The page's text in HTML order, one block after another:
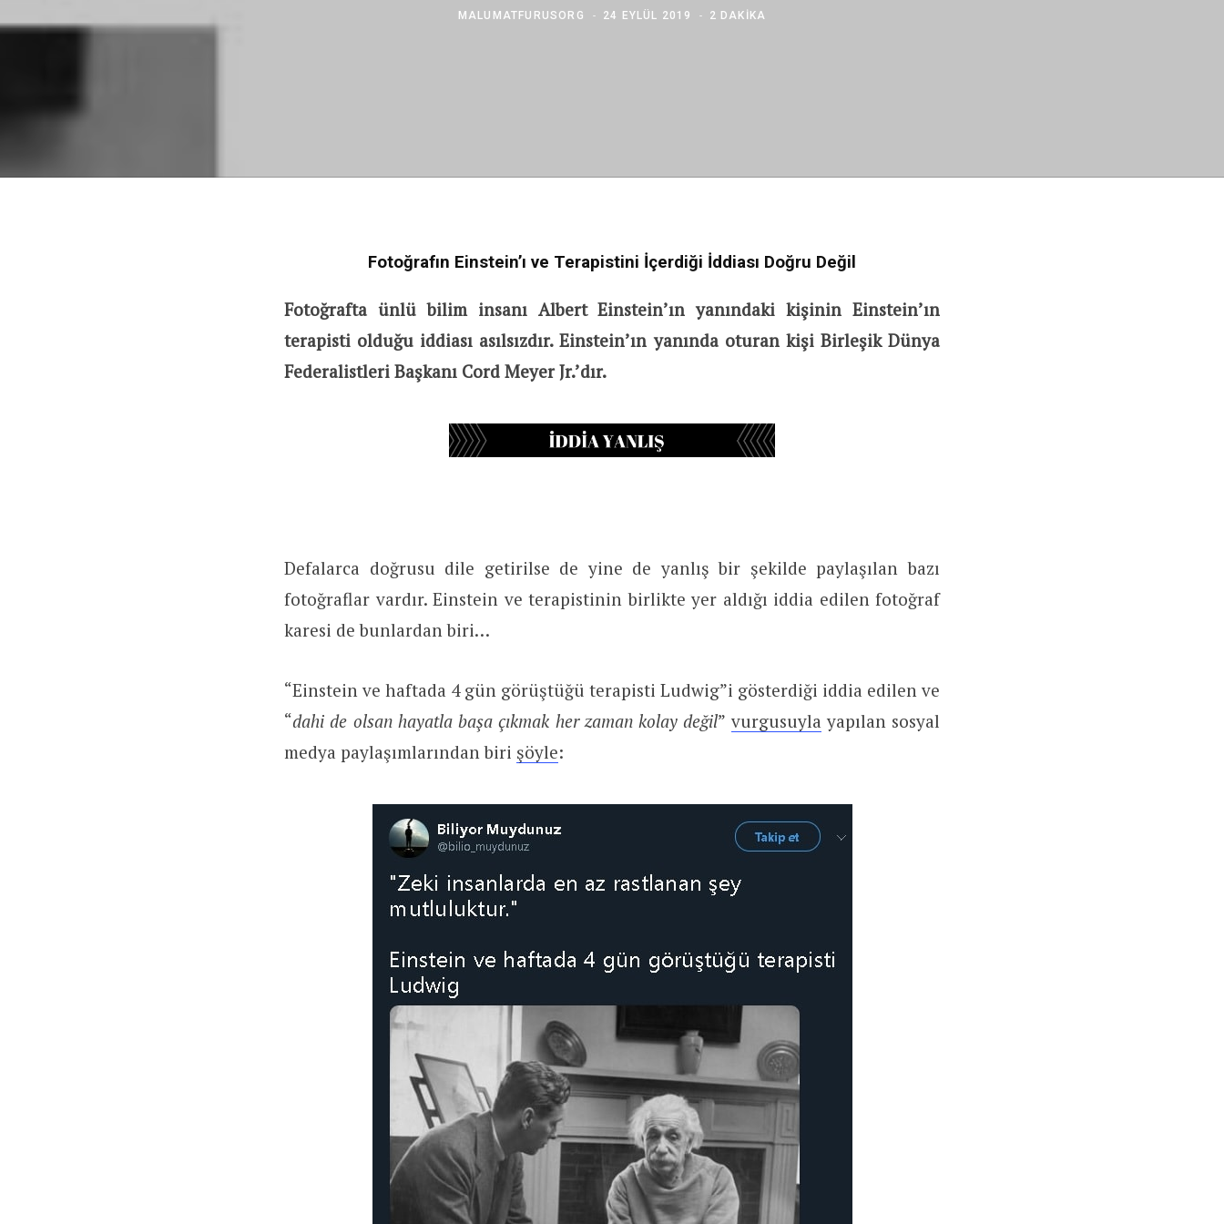
MALUMATFURUSORG 24 EYLÜL 2019 2 DAKIKA
Fotoğrafın Einstein’ı ve Terapistini İçerdiği İddiası Doğru Değil
Fotoğrafta ünlü bilim insanı Albert Einstein’ın yanındaki kişinin Einstein’ın
terapisti olduğu iddiası asılsızdır. Einstein’ın yanında oturan kişi Birleşik Dünya
Federalistleri Başkanı Cord Meyer Jr.’dır.
Defalarca doğrusu dile getirilse de yine de yanlış bir şekilde paylaşılan bazı
fotoğraflar vardır. Einstein ve terapistinin birlikte yer aldığı iddia edilen fotoğraf
karesi de bunlardan biri…
“Einstein ve haftada 4 gün görüştüğü terapisti Ludwig”i gösterdiği iddia edilen ve
“dahi de olsan hayatla başa çıkmak her zaman kolay değil” vurgusuyla yapılan sosyal
medya paylaşımlarından biri şöyle: